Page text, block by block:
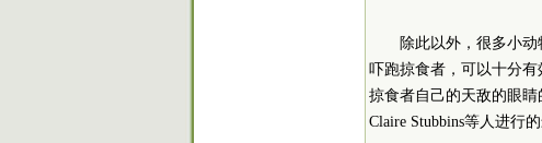
除此以外，很多小
吓跑掠食者，可以十分
掠食者自己的天敌的眼睛
Claire Stubbins等人进行